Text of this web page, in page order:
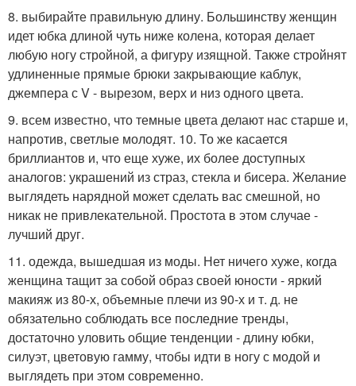
8. выбирайте правильную длину. Большинству женщин
идет юбка длиной чуть ниже колена, которая делает
любую ногу стройной, а фигуру изящной. Также стройнят
удлиненные прямые брюки закрывающие каблук,
джемпера с V - вырезом, верх и низ одного цвета.
9. всем известно, что темные цвета делают нас старше и,
напротив, светлые молодят. 10. То же касается
бриллиантов и, что еще хуже, их более доступных
аналогов: украшений из страз, стекла и бисера. Желание
выглядеть нарядной может сделать вас смешной, но
никак не привлекательной. Простота в этом случае -
лучший друг.
11. одежда, вышедшая из моды. Нет ничего хуже, когда
женщина тащит за собой образ своей юности - яркий
макияж из 80-х, объемные плечи из 90-х и т. д. не
обязательно соблюдать все последние тренды,
достаточно уловить общие тенденции - длину юбки,
силуэт, цветовую гамму, чтобы идти в ногу с модой и
выглядеть при этом современно.